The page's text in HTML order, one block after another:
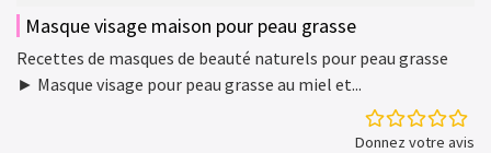
Masque visage maison pour peau grasse
Recettes de masques de beauté naturels pour peau grasse
► Masque visage pour peau grasse au miel et...
Donnez votre avis